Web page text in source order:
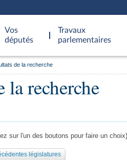
Vos
députés
Travaux
parlementaires
de la recherche
la recherche
sur l'un des boutons pour faire un choix)
législatures